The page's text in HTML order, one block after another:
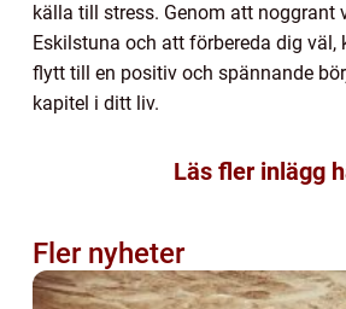
källa till stress. Genom att noggrant
Eskilstuna och att förbereda dig väl,
flytt till en positiv och spännande
kapitel i ditt liv.
Läs fler inlägg
Fler nyheter